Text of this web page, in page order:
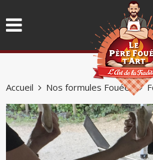
Accueil Nos formules Fouées